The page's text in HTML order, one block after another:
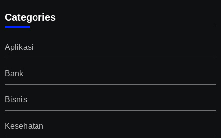
Categories
Aplikasi
Bank
Bisnis
Kesehatan